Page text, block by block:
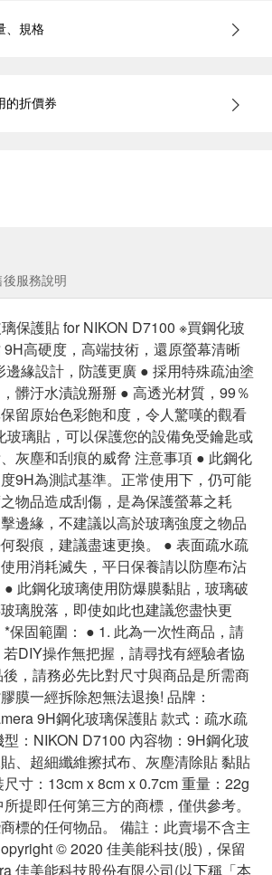
、規格
的折價券
服務說明
保護貼 for NIKON D7100 ※買鋼化玻
高硬度，高端技術，還原螢幕清晰
邊緣設計，防護更廣 ● 採用特殊疏油塗
髒汙水漬說掰掰 ● 高透光材質，99％
留原始色彩飽和度，令人驚嘆的觀看
玻璃貼，可以保護您的設備免受鑰匙或
灰塵和刮痕的威脅 注意事項 ● 此鋼化
9H為測試基準。正常使用下，仍可能
物品造成刮傷，是為保護螢幕之耗
邊緣，不建議以高於玻璃強度之物品
裂痕，建議盡速更換。 ● 表面疏水疏
用消耗滅失，平日保養請以防塵布沾
此鋼化玻璃使用防爆膜黏貼，玻璃破
璃脫落，即使如此也建議您盡快更
保固範圍： ● 1. 此為一次性商品，請
DIY操作無把握，請尋找有經驗者協
，請務必先比對尺寸與商品是所需商
膜一經拆除恕無法退換! 品牌：
9H鋼化玻璃保護貼 款式：疏水疏
：NIKON D7100 內容物：9H鋼化玻
、超細纖維擦拭布、灰塵清除貼 黏貼
寸：13cm x 8cm x 0.7cm 重量：22g
提即任何第三方的商標，僅供參考。
標的任何物品。 備註：此賣場不含主
© 2020 佳美能科技(股)，保留
佳美能科技股份有限公司(以下稱「本